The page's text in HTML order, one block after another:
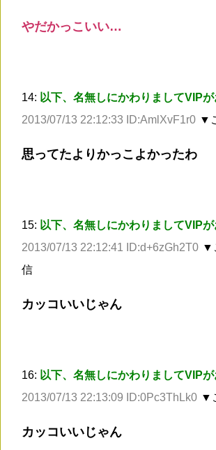
やだかっこいい…
14: 以下、名無しにかわりましてVIP
2013/07/13 22:12:33 ID:AmlXvF1r0 ▼
思ってたよりかっこよかったわ
15: 以下、名無しにかわりましてVIP
2013/07/13 22:12:41 ID:d+6zGh2T0 ▼
信
カッコいいじゃん
16: 以下、名無しにかわりましてVIP
2013/07/13 22:13:09 ID:0Pc3ThLk0 ▼
カッコいいじゃん